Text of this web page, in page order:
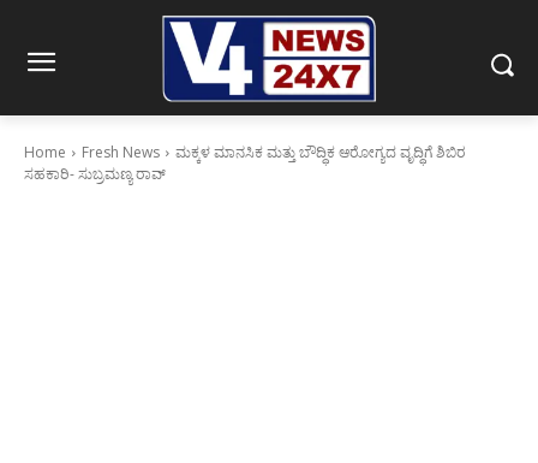
Home Fresh News
ಮಕ್ಕಳ ಮಾನಸಿಕ ಮತ್ತು ಬೌದ್ಧಿಕ ಆರೋಗ್ಯದ ವೃದ್ಧಿಗೆ ಶಿಬಿರ
ಸಹಕಾರಿ- ಸುಬ್ರಮಣ್ಯ ರಾವ್